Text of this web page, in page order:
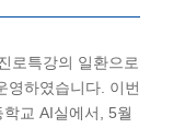
로특강의 일환으로
영하였습니다. 이번
교 AI실에서, 5월